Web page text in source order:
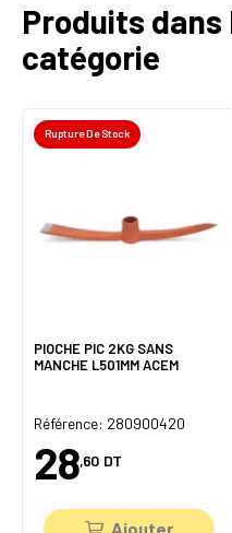
Produits dans
catégorie
Rupture De Stock
PIOCHE PIC 2KG SANS
MANCHE L501MM ACEM
Référence: 280900420
28,60 DT
Ajouter